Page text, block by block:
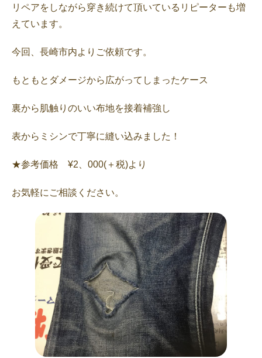
リペアをしながら穿き続けて頂いているリピーターも増
えています。
今回、長崎市内よりご依頼です。
もともとダメージから広がってしまったケース
裏から肌触りのいい布地を接着補強し
表からミシンで丁寧に縫い込みました！
★参考価格 ¥2、000(＋税)より
お気軽にご相談ください。